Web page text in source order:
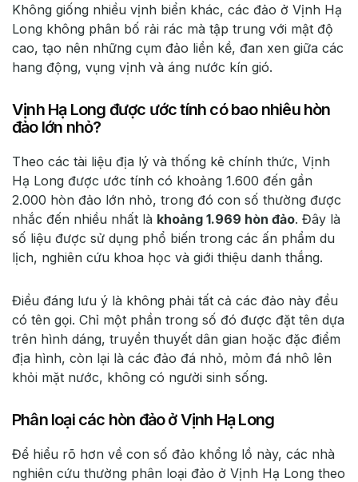
Không giống nhiều vịnh biển khác, các đảo ở Vịnh Hạ
Long không phân bố rải rác mà tập trung với mật độ
cao, tạo nên những cụm đảo liền kề, đan xen giữa các
hang động, vụng vịnh và áng nước kín gió.
Vịnh Hạ Long được ước tính có bao nhiêu hòn
đảo lớn nhỏ?
Theo các tài liệu địa lý và thống kê chính thức, Vịnh
Hạ Long được ước tính có khoảng 1.600 đến gần
2.000 hòn đảo lớn nhỏ, trong đó con số thường được
nhắc đến nhiều nhất là khoảng 1.969 hòn đảo. Đây là
số liệu được sử dụng phổ biến trong các ấn phẩm du
lịch, nghiên cứu khoa học và giới thiệu danh thắng.
Điều đáng lưu ý là không phải tất cả các đảo này đều
có tên gọi. Chỉ một phần trong số đó được đặt tên dựa
trên hình dáng, truyền thuyết dân gian hoặc đặc điểm
địa hình, còn lại là các đảo đá nhỏ, mỏm đá nhô lên
khỏi mặt nước, không có người sinh sống.
Phân loại các hòn đảo ở Vịnh Hạ Long
Để hiểu rõ hơn về con số đảo khổng lồ này, các nhà
nghiên cứu thường phân loại đảo ở Vịnh Hạ Long theo